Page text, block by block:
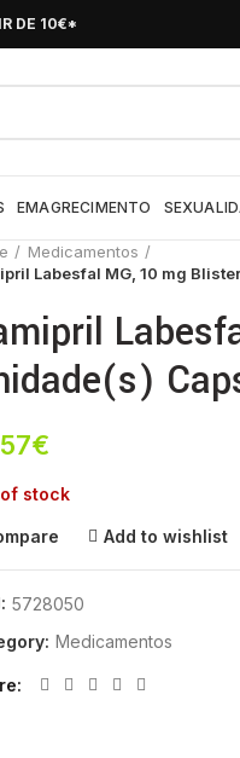
DE 10€*
EMAGRECIMENTO
Medicamentos
Labesfal MG, 10 mg
€
stock
Add to wishlist
5728050
Medicamentos